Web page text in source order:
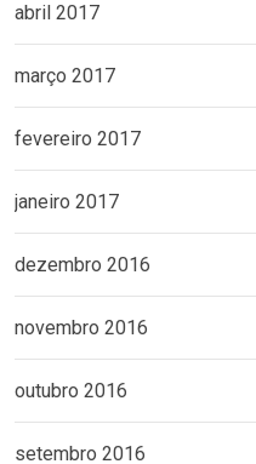
abril 2017
março 2017
fevereiro 2017
janeiro 2017
dezembro 2016
novembro 2016
outubro 2016
setembro 2016